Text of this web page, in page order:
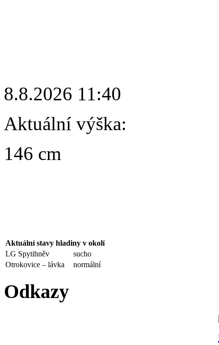
8.8.2026 11:40
Aktuální výška:
146 cm
Aktuální stavy hladiny v okolí
LG Spytihněv
sucho
Otrokovice – lávka
normální
Odkazy